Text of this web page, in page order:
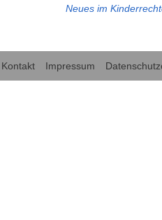
Neues im
Kontakt Impressum